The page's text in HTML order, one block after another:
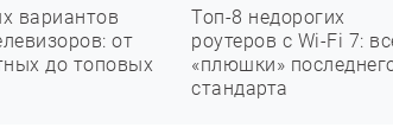
вариантов
от
до топовых
Топ-8 недорогих
роутеров с Wi-Fi 7:
«плюшки»
стандарта